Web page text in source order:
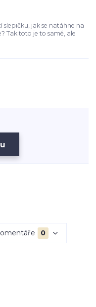
jak se natáhne na
Tak toto je to samé, ale
0